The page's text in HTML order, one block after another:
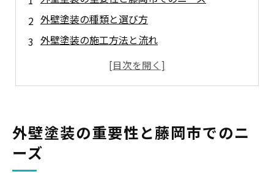
外壁塗装の種類と選び方
外壁塗装の施工方法と流れ
藤岡市で「小見塗装株式会社」が選ばれる理由
外壁塗装の基礎知識
外壁塗装の重要性と藤岡市でのニ
ーズ